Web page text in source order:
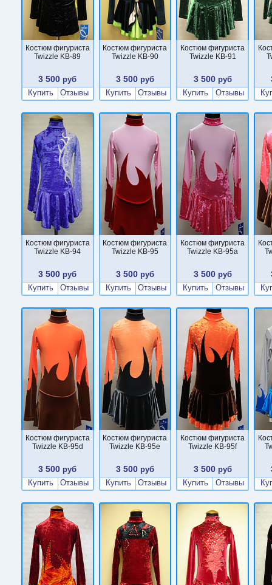
Костюм фигуриста
Twizzle KB-89
3 500 руб
Купить
Отзывы
Костюм фигуриста
Twizzle KB-90
3 500 руб
Купить
Отзывы
Костюм фигуриста
Twizzle KB-91
3 500руб
Купить
Отзывы
Костюм фигуриста
Twizzle KB-94
3 500 руб
Купить
Отзывы
Костюм фигуриста
Twizzle KB-95
3 500 руб
Купить
Отзывы
Костюм фигуриста
Twizzle KB-95a
3 500руб
Купить
Отзывы
Костюм фигуриста
Twizzle KB-95d
3 500 руб
Купить
Отзывы
Костюм фигуриста
Twizzle KB-95e
3 500 руб
Купить
Отзывы
Костюм фигуриста
Twizzle KB-95f
3 500руб
Купить
Отзывы